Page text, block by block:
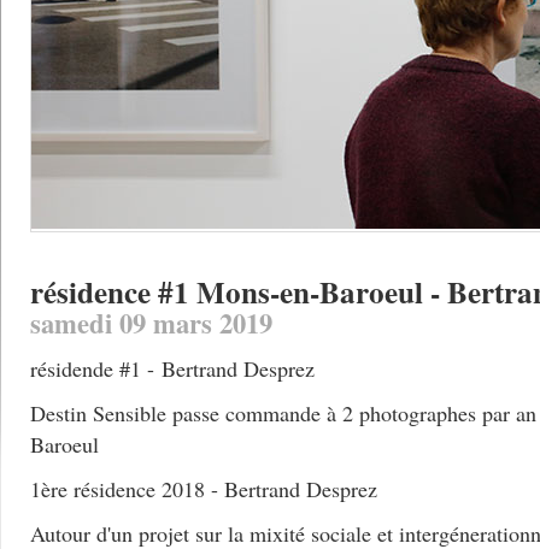
résidence #1 Mons-en-Baroeul -
samedi 09 mars 2019
résidende #1 - Bertrand Desprez
Destin Sensible passe commande à 2 photographes par
Baroeul
1ère résidence 2018 - Bertrand Desprez
Autour d'un projet sur la mixité sociale et